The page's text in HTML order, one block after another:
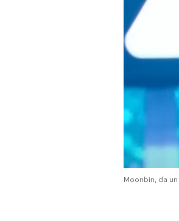
Moonbin, da un